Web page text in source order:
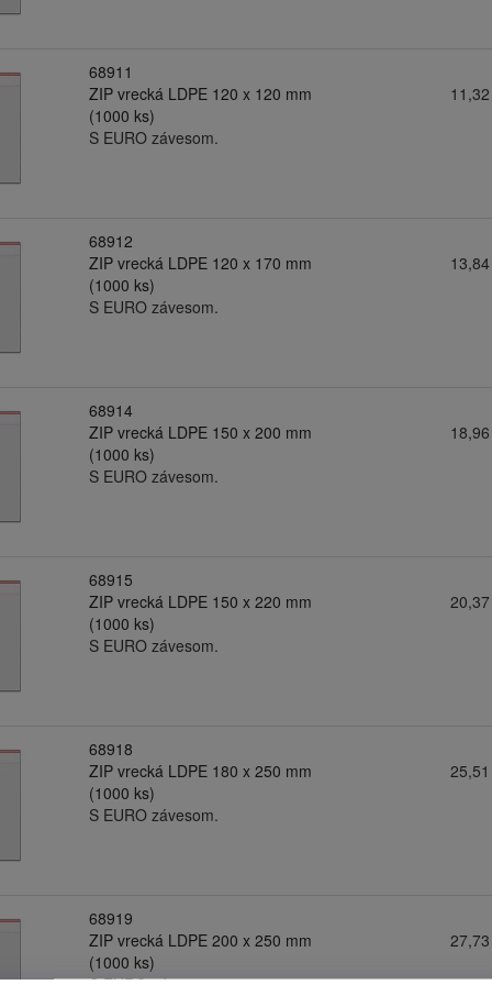
68911
ZIP vrecká LDPE 120 x 120 mm
(1000 ks)
S EURO závesom.
68912
ZIP vrecká LDPE 120 x 170 mm
(1000 ks)
S EURO závesom.
68914
ZIP vrecká LDPE 150 x 200 mm
(1000 ks)
S EURO závesom.
68915
ZIP vrecká LDPE 150 x 220 mm
(1000 ks)
S EURO závesom.
68918
ZIP vrecká LDPE 180 x 250 mm
(1000 ks)
S EURO závesom.
68919
ZIP vrecká LDPE 200 x 250 mm
(1000 ks)